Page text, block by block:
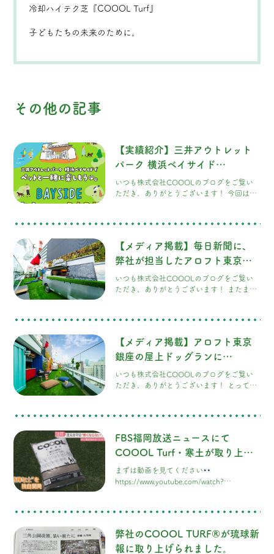
冷却ハイテク芝『COOOL Turf』
子どもたちの未来のために。
その他の記事
【実績紹介】三井アウトレット
パーク 横浜ベイサイド
「DOGGY PARK」の施工を担
当しました！
いつも株式会社COOOLのブログをご覧い
ただき、ありがとうございます！ 今回は、
三井アウトレットパーク 横浜ベイサイ
広場「DOGGY PARK」。こちらのドッグラ
ンエリアの施工を、弊社COOOLが担当させ
【メディア掲載】毎日新聞に、
弊社が担当したアロフト東京銀
座のドッグラン記事が掲載され
ました！
いつも株式会社COOOLのブログをご覧い
ただき、ありがとうございます！ またまた
RUN & BBQ Beer Garden」のニュースが、
どどんと掲載されました！ 大手ニュースサ
イトに取り上げていただき、スタッフ一同
【メディア掲載】アロフト東京
銀座の屋上ドッグランに
「COOOL Turf®」が採用！PR
TIMESで公開中です！
いつも株式会社COOOLのブログをご覧い
ただき、ありがとうございます！ とっても
アロフト東京銀座様の屋上ドッグランが、
にて大きく公開されました！ 銀座唯一の屋
上ドッグラン＆本格BBQが楽しめる新感覚
Garden」として、早くも注目を集めていま
FBS福岡放送ニュースにて
COOOL Turf・寒土が取り上げ
られました。
まずは動画を見てください
https://www.youtube.com/watch?
弊社のCOOOL TURF®が琉球新
報に取り上げられました。